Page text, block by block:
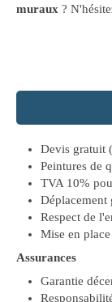
muraux ?
Devis gratuit
Peintures de
TVA 10%
Déplacement
Respect de
Mise en
Assurances
Garantie